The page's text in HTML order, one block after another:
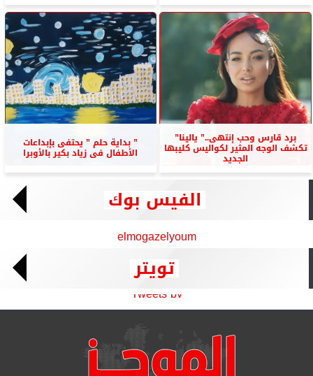
برد قارس وحب إنتهى..” يالينا”
تكشف الوجه المثير لكواليس كليبها
الجديد
” بداية حلم ” يحتفى بإبداعات
الأطفال فى زياد بكير بالأوبرا
الفيس بوك
elmogazelyoum
تويتر
Tweets by